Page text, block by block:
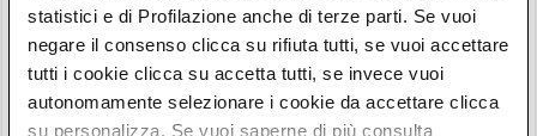
statistici e di Profilazione anche di terze parti. Se vuoi
negare il consenso clicca su rifiuta tutti, se vuoi accettare
tutti i cookie clicca su accetta tutti, se invece vuoi
autonomamente selezionare i cookie da accettare clicca
su personalizza. Se vuoi saperne di più consulta